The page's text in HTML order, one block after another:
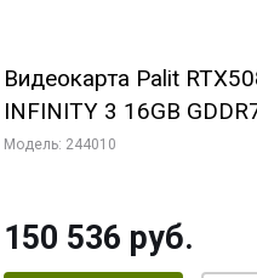
Видеокарта Palit
INFINITY 3 16GB
3xDP HDMI 3FAN RTL
Модель: 244010
150 536 руб.